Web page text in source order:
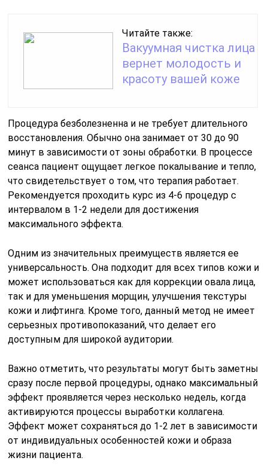
Читайте также:
Вакуумная чистка лица
вернет молодость и
красоту вашей коже
Процедура безболезненна и не требует длительного
восстановления. Обычно она занимает от 30 до 90
минут в зависимости от зоны обработки. В процессе
сеанса пациент ощущает легкое покалывание и тепло,
что свидетельствует о том, что терапия работает.
Рекомендуется проходить курс из 4-6 процедур с
интервалом в 1-2 недели для достижения
максимального эффекта.
Одним из значительных преимуществ является ее
универсальность. Она подходит для всех типов кожи и
может использоваться как для коррекции овала лица,
так и для уменьшения морщин, улучшения текстуры
кожи и лифтинга. Кроме того, данный метод не имеет
серьезных противопоказаний, что делает его
доступным для широкой аудитории.
Важно отметить, что результаты могут быть заметны
сразу после первой процедуры, однако максимальный
эффект проявляется через несколько недель, когда
активируются процессы выработки коллагена.
Эффект может сохраняться до 1-2 лет в зависимости
от индивидуальных особенностей кожи и образа
жизни пациента.